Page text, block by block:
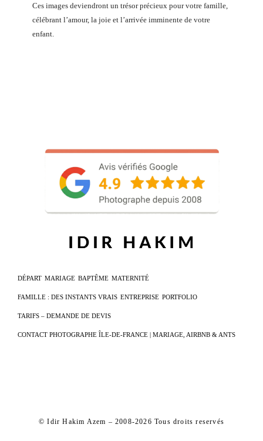
Ces images deviendront un trésor précieux pour votre famille,
célébrant l’amour, la joie et l’arrivée imminente de votre
enfant.
DÉPART MARIAGE BAPTÊME MATERNITÉ
FAMILLE : DES INSTANTS VRAIS ENTREPRISE PORTFOLIO
TARIFS – DEMANDE DE DEVIS
CONTACT PHOTOGRAPHE ÎLE-DE-FRANCE | MARIAGE, AIRBNB & ANTS
© Idir Hakim Azem – 2008-2026 Tous droits reservés